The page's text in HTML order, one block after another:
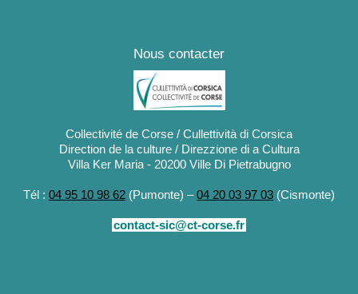
Nous contacter
Collectivité de Corse / Cullettività di Corsica
Direction de la culture / Direzzione di a Cultura
Villa Ker Maria - 20200 Ville Di Pietrabugno
Tél : 04 95 10 98 62 (Pumonte) –04 20 03 97 03 (Cismonte)
contact-sic@ct-corse.fr